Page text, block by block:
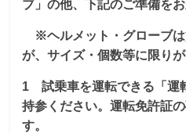
ブ」の他、下記のご準備をお
※ヘルメット・グローブは
が、サイズ・個数等に限りが
1 試乗車を運転できる「運
持参ください。運転免許証
す。